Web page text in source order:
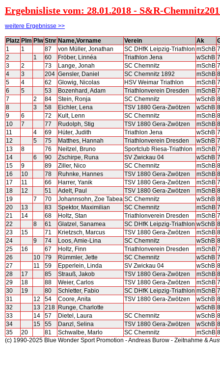
Ergebnisliste vom: 28.01.2018 - S&R-
weitere Ergebnisse >>
Platz Plm Plw Stnr Name,Vorname Verein Ak
1
1 87 von Müller, Jonathan SC DHfK Leipzig-Triathlon mSchB 7
2
1 60 Fröber, Linnéa Triathlon Jena wSchB 7
3
2 73 Lange, Jonah SC Chemnitz mSchB 7
4
3 204 Gensler, Daniel SC Chemnitz 1892 mSchB 8
5
4 62 Glowig, Nicolas HSV Weimar Triathlon mSchB 7
6
5 53 Bozenhard, Adam Triathlonverein Dresden mSchB 7
7
2 84 Stein, Ronja SC Chemnitz wSchB 8
8
3 58 Eichler, Lena TSV 1880 Gera-Zwötzen wSchB 8
9
6 72 Kult, Lenn SC Chemnitz mSchB 8
10
7 77 Rudolph, Stig TSV 1880 Gera-Zwötzen mSchB 8
11
4 69 Hüter, Judith Triathlon Jena wSchB 7
12
5 75 Matthes, Hannah Triathlonverein Dresden wSchB 7
13
8 76 Neitzel, Bruno Sportclub Riesa-Triathlon mSchB 7
14
6 90 Zschirpe, Runa SV Zwickau 04 wSchB 7
15
9 89 Ziller, Nico SC Chemnitz mSchB 8
16
10 78 Ruhnke, Hannes TSV 1880 Gera-Zwötzen mSchB 8
17
11 66 Harrer, Yanik TSV 1880 Gera-Zwötzen mSchB 7
18
12 51 Adelt, Paul TSV 1880 Gera-Zwötzen mSchB 8
19
7 70 Johannsohn, Zoe Tabea SC Chemnitz wSchB 8
20
13 83 Spektor, Maximilian SC Chemnitz mSchB 7
21
14 68 Holtz, Stan Triathlonverein Dresden mSchB 7
22
8 61 Glatzel, Sanamea SC DHfK Leipzig-Triathlon wSchB 8
23
15 71 Krietzsch, Marcus TSV 1880 Gera-Zwötzen mSchB 8
24
9 74 Loos, Amie-Lina SC Chemnitz wSchB 8
25
16 67 Holtz, Finn Triathlonverein Dresden mSchB 7
26
10 79 Rümmler, Jette SC Chemnitz wSchB 7
27
11 59 Epperlein, Linda SV Zwickau 04 wSchB 8
28
17 85 Strauß, Jakob TSV 1880 Gera-Zwötzen mSchB 8
29
18 88 Weier, Carlos TSV 1880 Gera-Zwötzen mSchB 7
30
19 80 Schletter, Fabio SC DHfK Leipzig-Triathlon mSchB 7
31
12 54 Coore, Anita TSV 1880 Gera-Zwötzen wSchB 8
32
13 218 Runge, Charlotte wSchB 8
33
14 57 Dietel, Laura SC Chemnitz wSchB 8
34
15 55 Danzl, Selina TSV 1880 Gera-Zwötzen wSchB 8
35
20 81 Schwalbe, Marlo SC Chemnitz mSchB 8
(c) 1990-2025 Blue Wonder Sport Promotion - Andreas Burow - Zeitnahme &